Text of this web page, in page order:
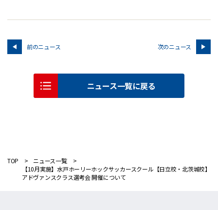
前のニュース 次のニュース
ニュース一覧に戻る
TOP
ニュース一覧
【10月実施】水戸ホーリーホックサッカースクール【日立校・北茨城校】
アドヴァンスクラス選考会 開催について